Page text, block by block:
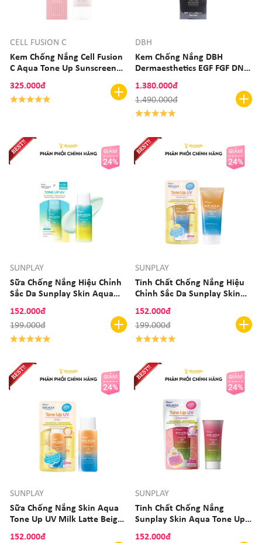
CELL FUSION C
Kem Chống Nắng Cell Fusion
C Aqua Tone Up Sunscreen
325.000đ
DBH
Kem Chống Nắng DBH
Dermaesthetics EGF FGF DNA
1.380.000đ
1.490.000đ
GIẢM
24%
SUNPLAY
Sữa Chống Nắng Hiệu Chỉnh
Sắc Da Sunplay Skin Aqua
Green SPF 50+/Pa++++ 50g
152.000đ
199.000đ
GIẢM
24%
SUNPLAY
Tinh Chất Chống Nắng Hiệu
Chỉnh Sắc Da Sunplay Skin
Latte Beige SPF50+ PA++++
50g
152.000đ
199.000đ
GIẢM
24%
SUNPLAY
Sữa Chống Nắng Skin Aqua
Tone Up UV Milk Latte Beige
152.000đ
GIẢM
24%
SUNPLAY
Tinh Chất Chống Nắng
Sunplay Skin Aqua Tone Up
152.000đ